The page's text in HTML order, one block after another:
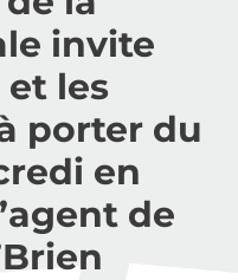
invite
et les
porter du
en
de